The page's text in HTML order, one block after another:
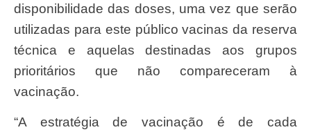
disponibilidade das doses, uma vez que serão
utilizadas para este público vacinas da reserva
técnica e aquelas destinadas aos grupos
prioritários que não compareceram à
vacinação.
“A estratégia de vacinação é de cada